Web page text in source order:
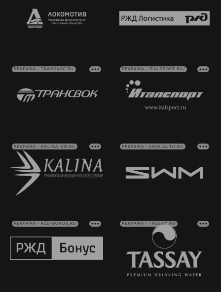
РЕКЛАМА • TRANSVOC.RU РЕКЛАМА • ITALSPORT.RU/
РЕКЛАМА • KALINA-SM.RU РЕКЛАМА • SWM-AUTO.RU
РЕКЛАМА • RZD-BONUS.RU РЕКЛАМА • TASSAY.RU